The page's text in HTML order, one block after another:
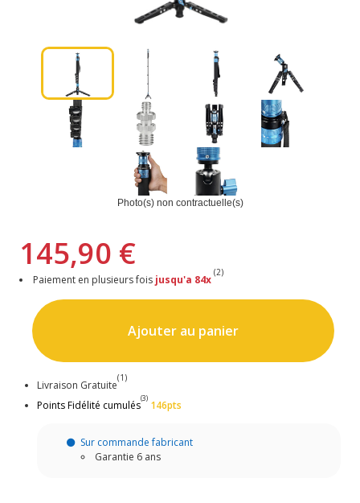
Photo(s) non contractuelle(s)
145,90 €
Paiement en plusieurs fois jusqu'a 84x
(2)
Ajouter au panier
Livraison Gratuite
(1)
Points Fidélité cumulés
(3)
146pts
Sur commande fabricant
Garantie 6 ans